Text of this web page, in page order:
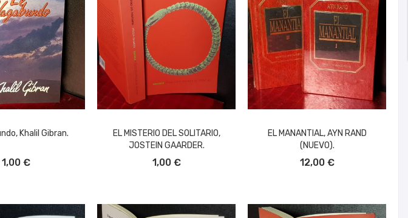
Khalil Gibran.
1,00 €
EL MISTERIO DEL SOLITARIO,
JOSTEIN GAARDER.
1,00 €
EL MANANTIAL, AYN RAND
(NUEVO).
12,00 €